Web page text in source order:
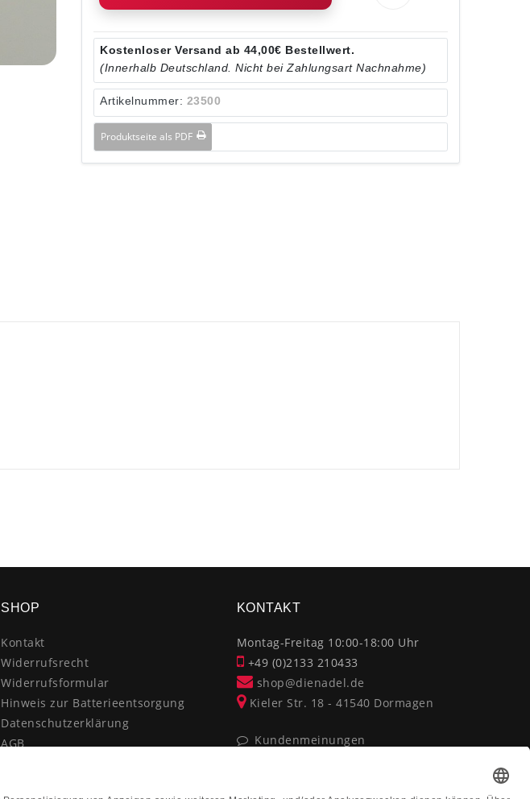
Kostenloser Versand ab 44,00€ Bestellwert.
(Innerhalb Deutschland. Nicht bei Zahlungsart Nachnahme)
Artikelnummer: 23500
Produktseite als PDF
SHOP
Kontakt
Widerrufsrecht
Widerrufsformular
Hinweis zur Batterieentsorgung
Datenschutzerklärung
AGB
KONTAKT
Montag-Freitag 10:00-18:00 Uhr
+49 (0)2133 210433
shop@dienadel.de
Kieler Str. 18 - 41540 Dormagen
Kundenmeinungen